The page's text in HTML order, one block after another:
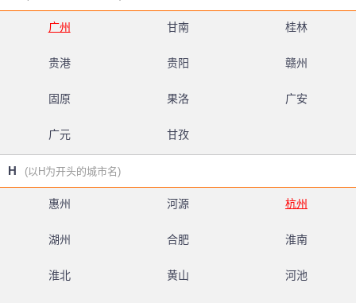
广州 甘南 桂林
贵港 贵阳 赣州
固原 果洛 广安
广元 甘孜
H (以H为开头的城市名)
惠州 河源 杭州
湖州 合肥 淮南
淮北 黄山 河池